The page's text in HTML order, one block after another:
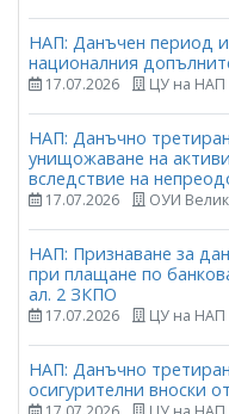
НАП: Данъчен период и
националния
17.07.2026 ЦУ на НАП
НАП: Данъчно
унищожаване на
вследствие на
17.07.2026 ОУИ
НАП: Признаване за
при плащане по
ал. 2 ЗКПО
17.07.2026 ЦУ на НАП
НАП: Данъчно
осигурителни вноски